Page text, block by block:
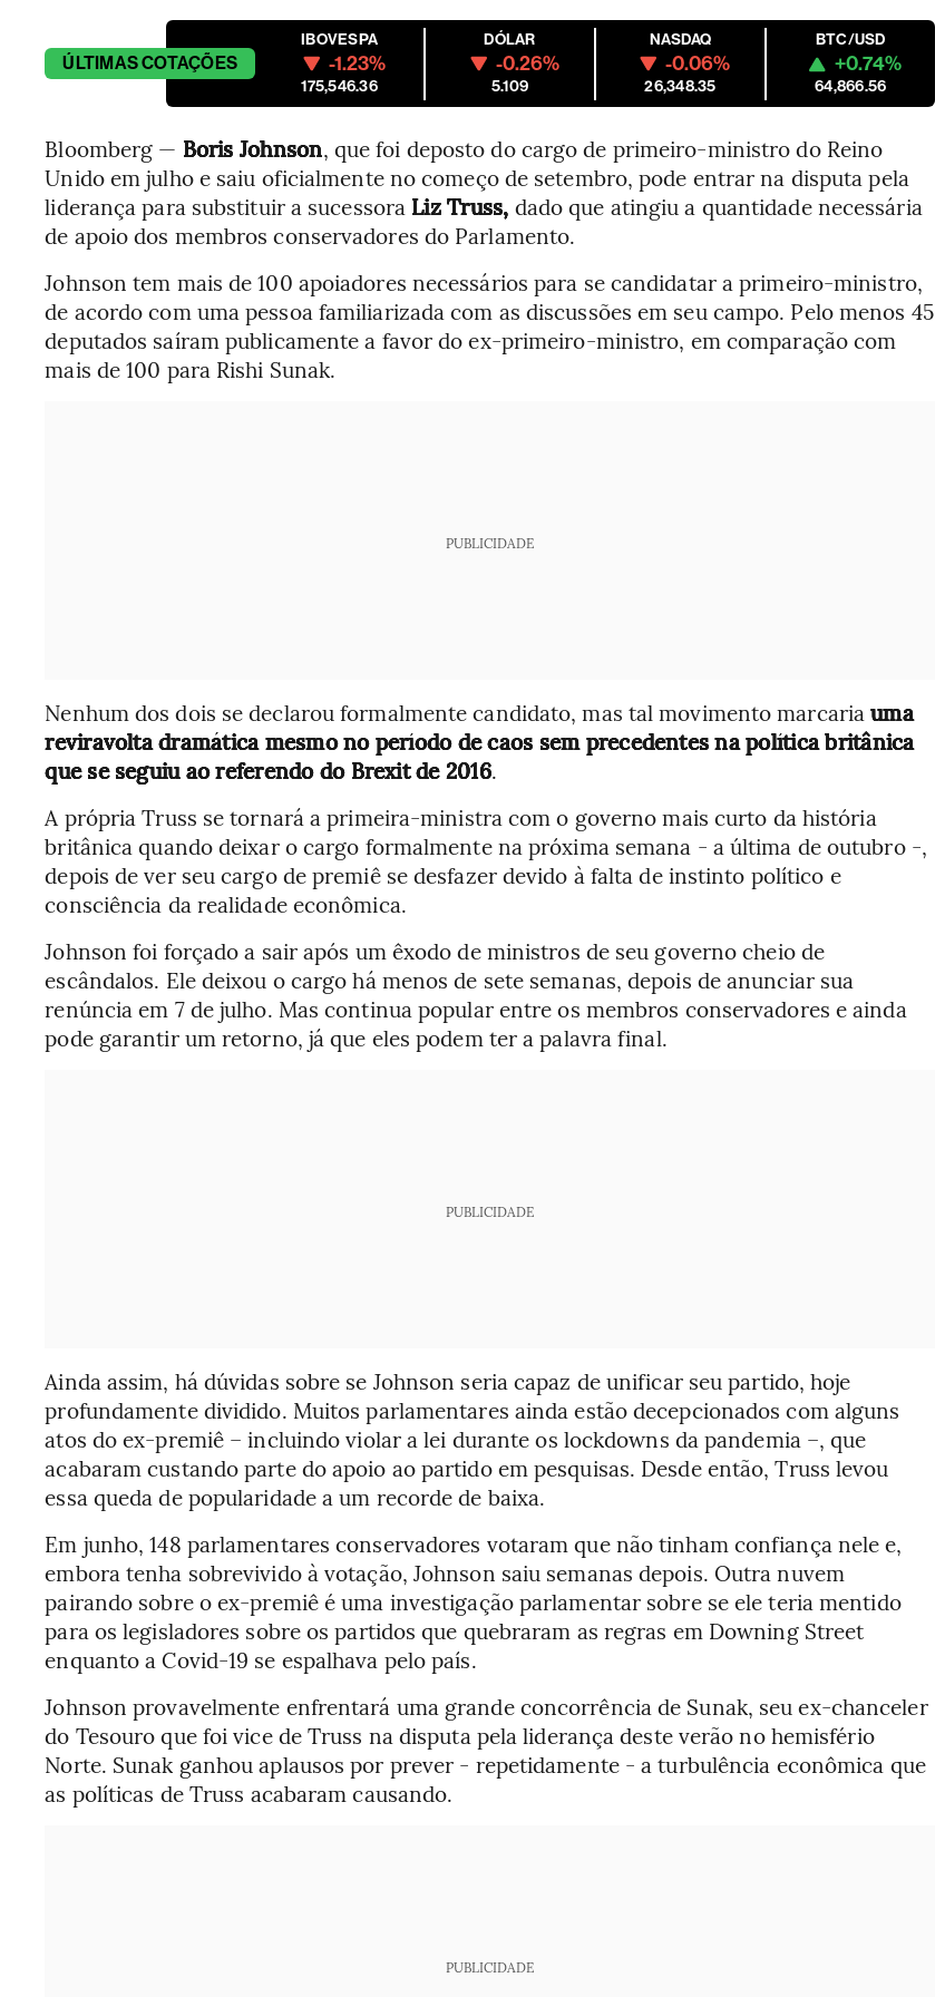
ÚLTIMASCOTAÇÕES
IBOVESPA
-1.23%
175,546.36
DÓLAR
-0.26%
5.109
NASDAQ
-0.06%
26,348.35
BTC/USD
+0.74%
64,866.56
Bloomberg — Boris Johnson, que foi deposto do cargo de primeiro-ministro do Reino
Unido em julho e saiu oficialmente no começo de setembro, pode entrar na disputa pela
liderança para substituir a sucessora Liz Truss, dado que atingiu a quantidade necessária
de apoio dos membros conservadores do Parlamento.
Johnson tem mais de 100 apoiadores necessários para se candidatar a primeiro-ministro,
de acordo com uma pessoa familiarizada com as discussões em seu campo. Pelo menos 45
deputados saíram publicamente a favor do ex-primeiro-ministro, em comparação com
mais de 100 para Rishi Sunak.
PUBLICIDADE
Nenhum dos dois se declarou formalmente candidato, mas tal movimento marcariauma
reviravolta dramática mesmo no período de caos sem precedentes na política britânica
que se seguiu ao referendo do Brexit de 2016.
A própria Truss se tornará a primeira-ministra com o governo mais curto da história
britânica quando deixar o cargo formalmente na próxima semana - a última de outubro -,
depois de ver seu cargo de premiê se desfazer devido à falta de instinto político e
consciência da realidade econômica.
Johnson foi forçado a sair após um êxodo de ministros de seu governo cheio de
escândalos. Ele deixou o cargo há menos de sete semanas, depois de anunciar sua
renúncia em 7 de julho. Mas continua popular entre os membros conservadores e ainda
pode garantir um retorno, já que eles podem ter a palavra final.
PUBLICIDADE
Ainda assim, há dúvidas sobre se Johnson seria capaz de unificar seu partido, hoje
profundamente dividido. Muitos parlamentares ainda estão decepcionados com alguns
atos do ex-premiê – incluindo violar a lei durante os lockdowns da pandemia –, que
acabaram custando parte do apoio ao partido em pesquisas. Desde então, Truss levou
essa queda de popularidade a um recorde de baixa.
Em junho, 148 parlamentares conservadores votaram que não tinham confiança nele e,
embora tenha sobrevivido à votação, Johnson saiu semanas depois. Outra nuvem
pairando sobre o ex-premiê é uma investigação parlamentar sobre se ele teria mentido
para os legisladores sobre os partidos que quebraram as regras em Downing Street
enquanto a Covid-19 se espalhava pelo país.
Johnson provavelmente enfrentará uma grande concorrência de Sunak, seu ex-chanceler
do Tesouro que foi vice de Truss na disputa pela liderança deste verão no hemisfério
Norte. Sunak ganhou aplausos por prever - repetidamente - a turbulência econômica que
as políticas de Truss acabaram causando.
PUBLICIDADE